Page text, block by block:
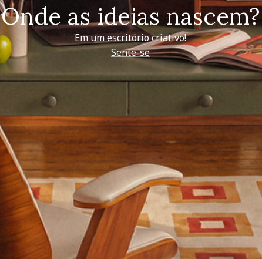
Onde as ideias nascem?
Em um escritório criativo!
Sente-se